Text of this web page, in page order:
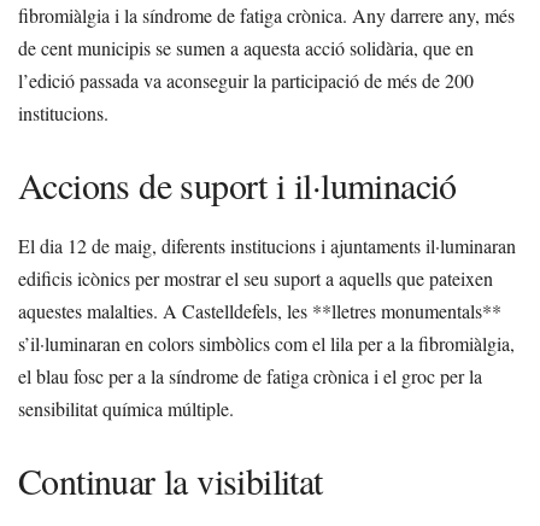
fibromiàlgia i la síndrome de fatiga crònica. Any darrere any, més
de cent municipis se sumen a aquesta acció solidària, que en
l’edició passada va aconseguir la participació de més de 200
institucions.
Accions de suport i il·luminació
El dia 12 de maig, diferents institucions i ajuntaments il·luminaran
edificis icònics per mostrar el seu suport a aquells que pateixen
aquestes malalties. A Castelldefels, les **lletres monumentals**
s’il·luminaran en colors simbòlics com el lila per a la fibromiàlgia,
el blau fosc per a la síndrome de fatiga crònica i el groc per la
sensibilitat química múltiple.
Continuar la visibilitat